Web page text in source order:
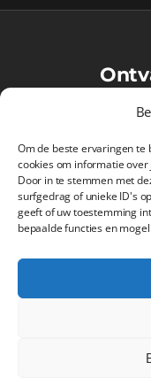
Om de beste ervaringen te
cookies om informatie
Door in te stemmen met
surfgedrag of unieke ID's
geeft of uw toestemming
bepaalde functies en